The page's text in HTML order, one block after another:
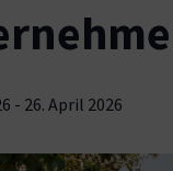
- 26. April 2026